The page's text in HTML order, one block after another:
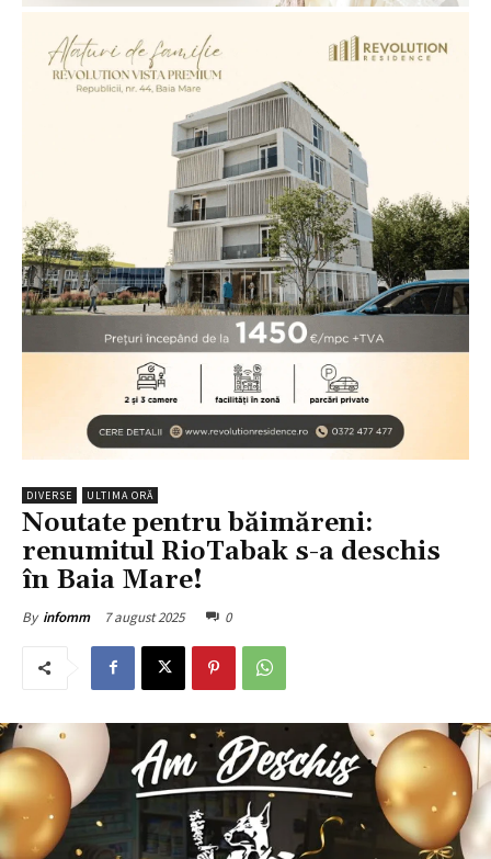
DIVERSE ULTIMA ORĂ
Noutate pentru băimăreni:
renumitul RioTabak s-a deschis
în Baia Mare!
By infomm 7 august 2025 0